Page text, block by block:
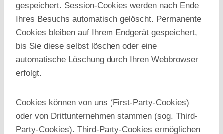
gespeichert. Session-Cookies werden nach Ende
Ihres Besuchs automatisch gelöscht. Permanente
Cookies bleiben auf Ihrem Endgerät gespeichert,
bis Sie diese selbst löschen oder eine
automatische Löschung durch Ihren Webbrowser
erfolgt.
Cookies können von uns (First-Party-Cookies)
oder von Drittunternehmen stammen (sog. Third-
Party-Cookies). Third-Party-Cookies ermöglichen